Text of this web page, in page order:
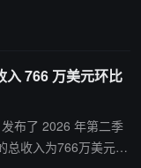
入 766 万美元环比
布了 2026 年第二季
总收入为766万美元，